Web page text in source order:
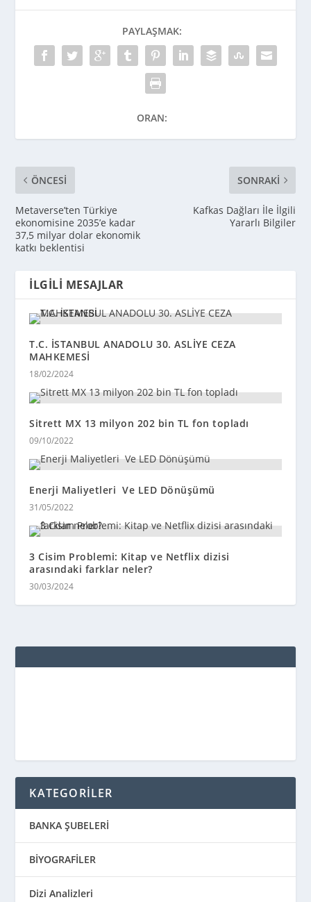
PAYLAŞMAK:
ORAN:
ÖNCESI
Metaverse’ten Türkiye
ekonomisine 2035’e kadar
37,5 milyar dolar ekonomik
katkı beklentisi
SONRAKI
Kafkas Dağları İle İlgili
Yararlı Bilgiler
İLGILI MESAJLAR
T.C. İSTANBUL ANADOLU 30. ASLİYE CEZA
MAHKEMESİ
18/02/2024
Sitrett MX 13 milyon 202 bin TL fon topladı
09/10/2022
Enerji Maliyetleri Ve LED Dönüşümü
31/05/2022
3 Cisim Problemi: Kitap ve Netflix dizisi
arasındaki farklar neler?
30/03/2024
KATEGORİLER
BANKA ŞUBELERİ
BİYOGRAFİLER
Dizi Analizleri